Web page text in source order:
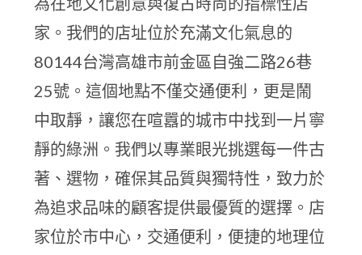
家。我們的店址位於充滿文化氣息的
80144台灣高雄市前金區自強二路26巷
25號。這個地點不僅交通便利，更是鬧
中取靜，讓您在喧囂的城市中找到一片寧
靜的綠洲。我們以專業眼光挑選每一件古
著、選物，確保其品質與獨特性，致力於
為追求品味的顧客提供最優質的選擇。店
家位於市中心，交通便利，便捷的地理位